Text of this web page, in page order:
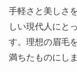
手軽さと美しさ
しい現代人にと
す。理想の眉毛
満ちたものにし